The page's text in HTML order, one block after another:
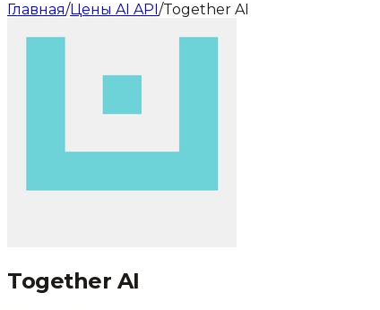
Главная/Цены AI API/Together AI
Together AI